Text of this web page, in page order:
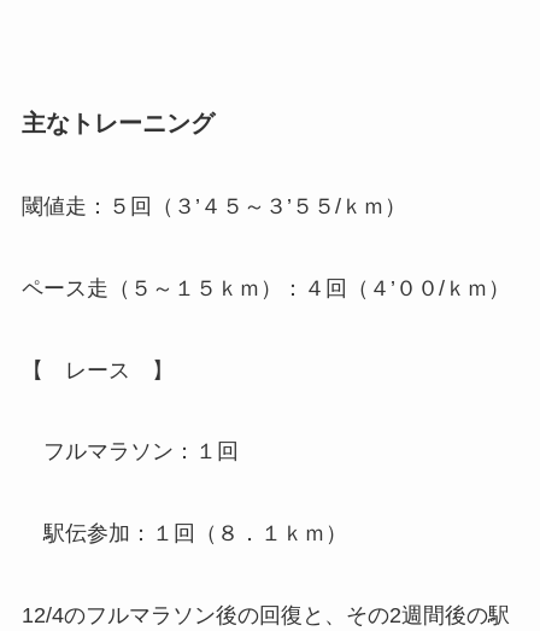
主なトレーニング
閾値走：５回（３’４５～３’５５/ｋｍ）
ペース走（５～１５ｋｍ）：４回（４’００/ｋｍ）
【 レース 】
フルマラソン：１回
駅伝参加：１回（８．１ｋｍ）
12/4のフルマラソン後の回復 と、その2週間後の駅